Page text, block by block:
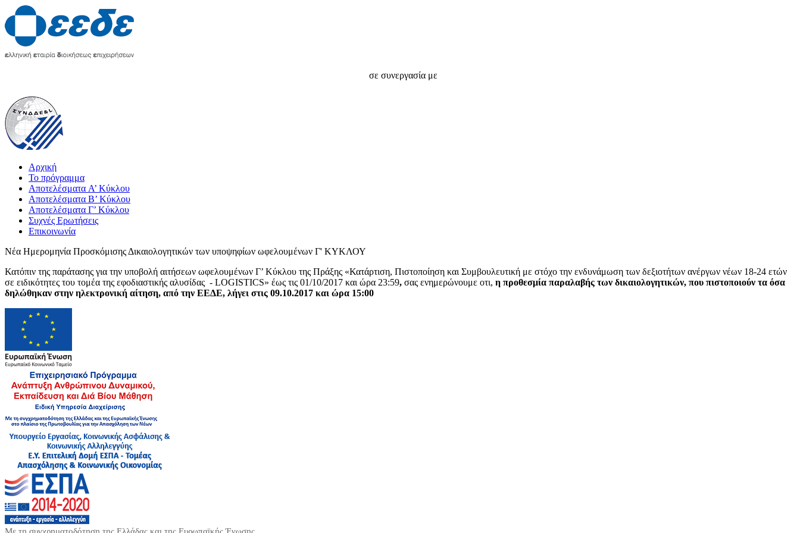
σε συνεργασία με
Αρχική
Το πρόγραμμα
Αποτελέσματα A’ Κύκλου
Αποτελέσματα Β’ Κύκλου
Αποτελέσματα Γ’ Κύκλου
Συχνές Ερωτήσεις
Επικοινωνία
Νέα Ημερομηνία Προσκόμισης Δικαιολογητικών των υποψηφίων ωφελουμένων Γ' ΚΥΚΛΟΥ
Κατόπιν της παράτασης για την υποβολή αιτήσεων ωφελουμένων Γ’ Κύκλου της Πράξης «Κατάρτιση, Πιστοποίηση και Συμβουλευτική με στόχο την ενδυνάμωση των δεξιοτήτων ανέργων νέων 18-24 ετών
σε ειδικότητες του τομέα της εφοδιαστικής αλυσίδας - LOGISTICS» έως τις 01/10/2017 και ώρα 23:59, σας ενημερώνουμε οτι, η προθεσμία παραλαβής των δικαιολογητικών, που πιστοποιούν τα όσα
δηλώθηκαν στην ηλεκτρονική αίτηση, από την ΕΕΔΕ, λήγει στις 09.10.2017 και ώρα 15:00